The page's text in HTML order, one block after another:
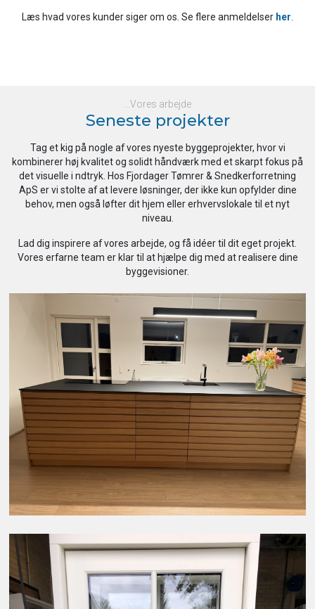
Læs hvad vores kunder siger om os. Se flere anmeldelser her
...Vores arbejde
Seneste projekter
Tag et kig på nogle af vores nyeste byggeprojekter, hvor vi
kombinerer høj kvalitet og solidt håndværk med et skarpt fokus på
det visuelle i ndtryk. Hos Fjordager Tømrer & Snedkerforretning
ApS er vi stolte af at levere løsninger, der ikke kun opfylder dine
behov, men også løfter dit hjem eller erhvervslokale til et nyt
niveau.
Lad dig inspirere af vores arbejde, og få idéer til dit eget projekt.
Vores erfarne team er klar til at hjælpe dig med at realisere dine
byggevisioner.